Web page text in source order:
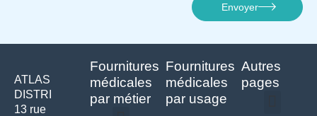
Envoyer
ATLAS
DISTRI
13 rue
Fournitures
médicales
par métier
Fournitures
médicales
par usage
Autres
pages